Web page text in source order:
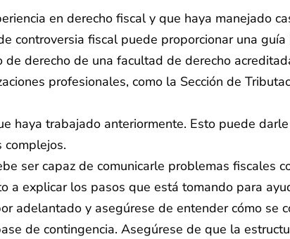
en derecho fiscal y que haya manejado
controversia fiscal puede proporcionar una guía
derecho de una facultad de derecho
profesionales, como la Sección de
haya trabajado anteriormente. Esto puede
complejos.
ser capaz de comunicarle problemas fiscales
a explicar los pasos que está tomando para
adelantado y asegúrese de entender cómo se
de contingencia. Asegúrese de que la